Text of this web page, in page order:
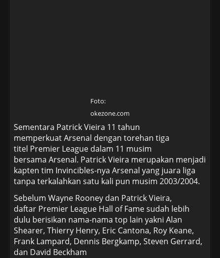
Foto:
okezone.com
Sementara Patrick Vieira 11 tahun
memperkuat Arsenal dengan torehan tiga
titel Premier League dalam 11 musim
bersama Arsenal. Patrick Vieira merupakan menjadi
kapten tim Invincibles-nya Arsenal yang juara liga
tanpa terkalahkan satu kali pun musim 2003/2004.
Sebelum Wayne Rooney dan Patrick Vieira,
daftar Premier League Hall of Fame sudah lebih
dulu berisikan nama-nama top lain yakni Alan
Shearer, Thierry Henry, Eric Cantona, Roy Keane,
Frank Lampard, Dennis Bergkamp, Steven Gerrard,
dan David Beckham